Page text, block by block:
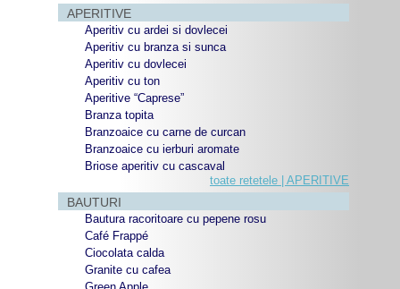
APERITIVE
Aperitiv cu ardei si dovlecei
Aperitiv cu branza si sunca
Aperitiv cu dovlecei
Aperitiv cu ton
Aperitive “Caprese”
Branza topita
Branzoaice cu carne de curcan
Branzoaice cu ierburi aromate
Briose aperitiv cu cascaval
toate retetele | APERITIVE
BAUTURI
Bautura racoritoare cu pepene rosu
Café Frappé
Ciocolata calda
Granite cu cafea